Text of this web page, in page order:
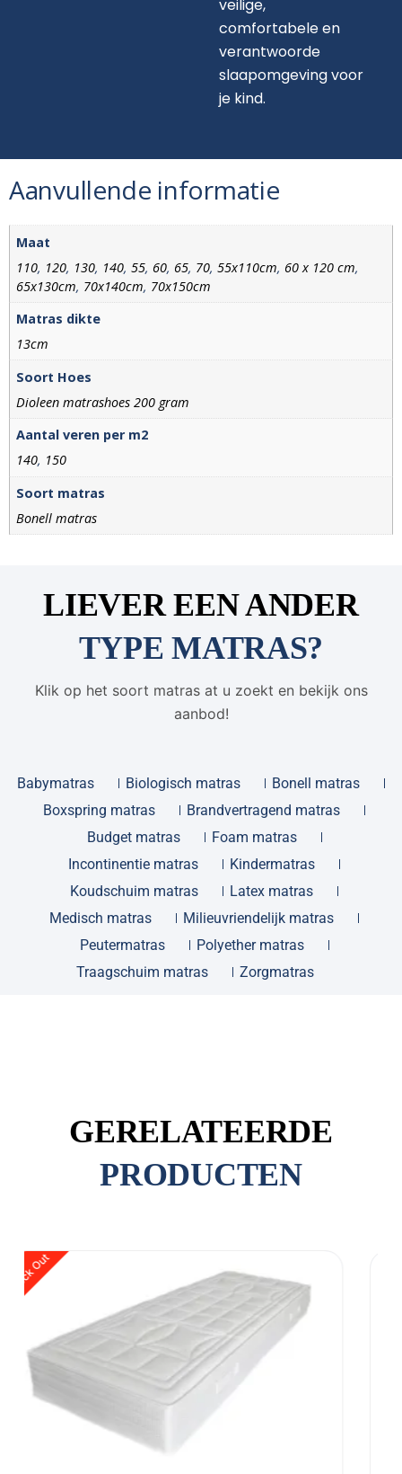
veilige,
comfortabele en
verantwoorde
slaapomgeving voor
je kind.
Aanvullende informatie
Maat
110, 120, 130, 140,55, 60, 65, 70,55x110cm, 60 x 120 cm,
65x130cm, 70x140cm, 70x150cm
Matras dikte
13cm
Soort Hoes
Dioleen matrashoes 200 gram
Aantal veren per m2
140, 150
Soort matras
Bonell matras
LIEVER EEN ANDER
TYPE MATRAS?
Klik op het soort matras at u zoekt en bekijk ons
aanbod!
Babymatras Biologisch matras
Bonell matras
Boxspring matras
Brandvertragend matras
Budget matras
Foam matras
Incontinentie matras
Kindermatras
Koudschuim matras
Latex matras
Medisch matras
Milieuvriendelijk matras
Peutermatras
Polyether matras
Traagschuim matras
Zorgmatras
GERELATEERDE
PRODUCTEN